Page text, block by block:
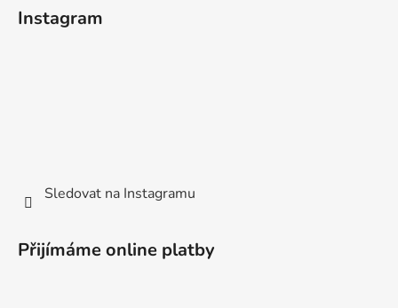
Instagram
Sledovat na Instagramu
Přijímáme online platby